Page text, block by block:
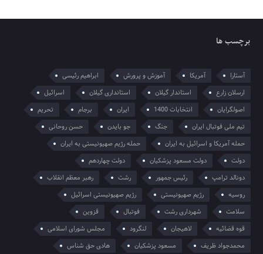
برچسب ها
آستارا آمریکا آموزش و پرورش
ابراهیم رئیسی
ارسلان زارع
استاندار گیلان استانداری گیلان
اسرائیل
اصولگرایان
انتخابات 1400 ایران برجام
تحریم
تیم ملی فوتبال ایران
جنگ جو بایدن
حسن روحانی
حمله آمریکا و اسرائیل به ایران
حمله رژیم صهیونیستی به ایران
دولت
دولت مسعود پزشکیان
دولت چهاردهم
دونالد ترامپ
رئیس جمهور رشت
رهبر معظم انقلاب
روسیه
رژیم صهیونیستی
رژیم صهیونیستی اسرائیل
سلامت
شهرداری رشت فوتبال
قزوین
قوه قضائیه
لاهیجان لنگرود
مجلس شورای اسلامی
محمدجواد ظریف
مسعود پزشکیان هادی حق شناس